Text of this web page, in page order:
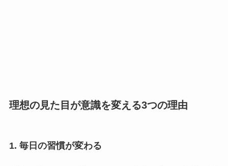
理想の見た目が意識を変える3つの理由
1. 毎日の習慣が変わる